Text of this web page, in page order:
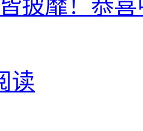
披靡！恭
读